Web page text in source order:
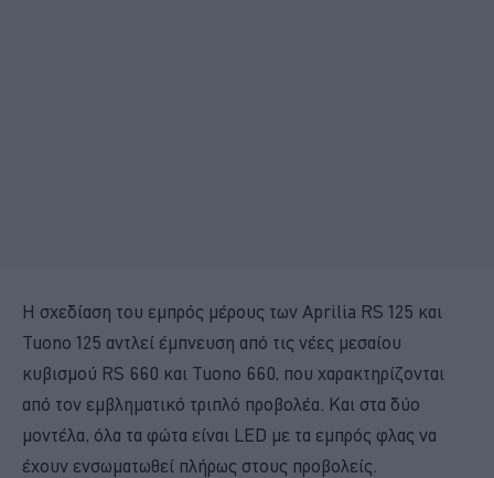
Η σχεδίαση του εμπρός μέρους των Aprilia RS 125 και
Tuono 125 αντλεί έμπνευση από τις νέες μεσαίου
κυβισμού RS 660 και Tuono 660, που χαρακτηρίζονται
από τον εμβληματικό τριπλό προβολέα. Και στα δύο
μοντέλα, όλα τα φώτα είναι LED με τα εμπρός φλας να
έχουν ενσωματωθεί πλήρως στους προβολείς.